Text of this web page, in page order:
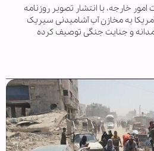
خارجه، با انتشار تصویر روزنامه
به مخازن آب آشامیدنی سیریک
و جنایت جنگی توصیف کرده